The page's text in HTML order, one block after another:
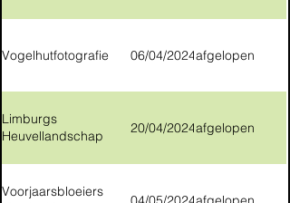
Vogelhutfotografie 06/04/2024afgelopen
Limburgs
Heuvellandschap
20/04/2024afgelopen
Voorjaarsbloeiers